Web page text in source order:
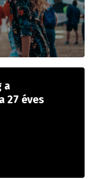
a
27 éves